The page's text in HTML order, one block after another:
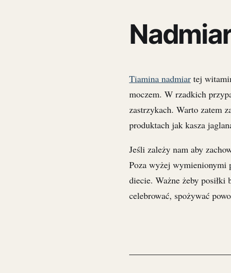
Tiamina nadmiartej
moczem. W rzadkich
zastrzykach. Warto zatem
produktach jak kasza
Jeśli zależy nam aby
Poza wyżej wymienionymi
diecie. Ważne żeby
celebrować, spożywać